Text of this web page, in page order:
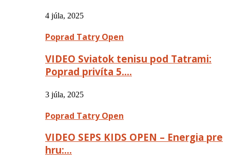
4 júla, 2025
Poprad Tatry Open
VIDEO Sviatok tenisu pod Tatrami:
Poprad privíta 5….
3 júla, 2025
Poprad Tatry Open
VIDEO SEPS KIDS OPEN – Energia pre
hru:…